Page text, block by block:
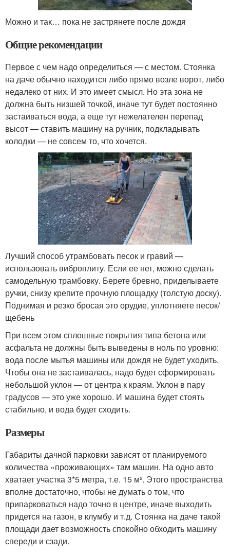
Можно и так… пока не застрянете после дождя
Общие рекомендации
Первое с чем надо определиться — с местом. Стоянка
на даче обычно находится либо прямо возле ворот, либо
недалеко от них. И это имеет смысл. Но эта зона не
должна быть низшей точкой, иначе тут будет постоянно
застаиваться вода, а еще тут нежелателен перепад
высот — ставить машину на ручник, подкладывать
колодки — не совсем то, что хочется.
Лучший способ утрамбовать песок и гравий —
использовать виброплиту. Если ее нет, можно сделать
самодельную трамбовку. Берете бревно, приделываете
ручки, снизу крепите прочную площадку (толстую доску).
Поднимая и резко бросая это орудие, уплотняете песок/
щебень
При всем этом сплошные покрытия типа бетона или
асфальта не должны быть выведены в ноль по уровню:
вода после мытья машины или дождя не будет уходить.
Чтобы она не застаивалась, надо будет сформировать
небольшой уклон — от центра к краям. Уклон в пару
градусов — это уже хорошо. И машина будет стоять
стабильно, и вода будет сходить.
Размеры
Габариты дачной парковки зависят от планируемого
количества «проживающих» там машин. На одно авто
хватает участка 3*5 метра, т.е. 15 м². Этого пространства
вполне достаточно, чтобы не думать о том, что
припарковаться надо точно в центре, иначе выходить
придется на газон, в клумбу и т.д. Стоянка на даче такой
площади дает возможность спокойно обходить машину
спереди и сзади.